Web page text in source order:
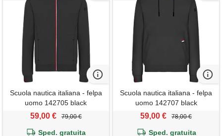
Scuola nautica italiana - felpa
uomo 142705 black
59,00 € 79,00 €
Sped. gratuita
Scuola nautica italiana - felpa
uomo 142707 black
59,00 € 78,00 €
Sped. gratuita